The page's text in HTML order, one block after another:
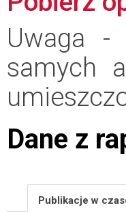
Uwaga -
samych
Dane z
Publikacje w